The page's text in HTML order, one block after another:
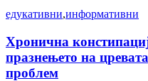
едукативни,информативни
Хронична
празнењето на
проблем